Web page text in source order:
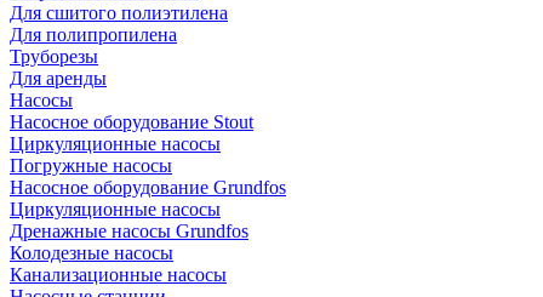
Для сшитого полиэтилена
Для полипропилена
Труборезы
Для аренды
Насосы
Насосное оборудование Stout
Циркуляционные насосы
Погружные насосы
Насосное оборудование Grundfos
Циркуляционные насосы
Дренажные насосы Grundfos
Колодезные насосы
Канализационные насосы